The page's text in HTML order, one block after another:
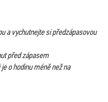
a vychutnejte si předzápasovou
před zápasem
o hodinu méně než na